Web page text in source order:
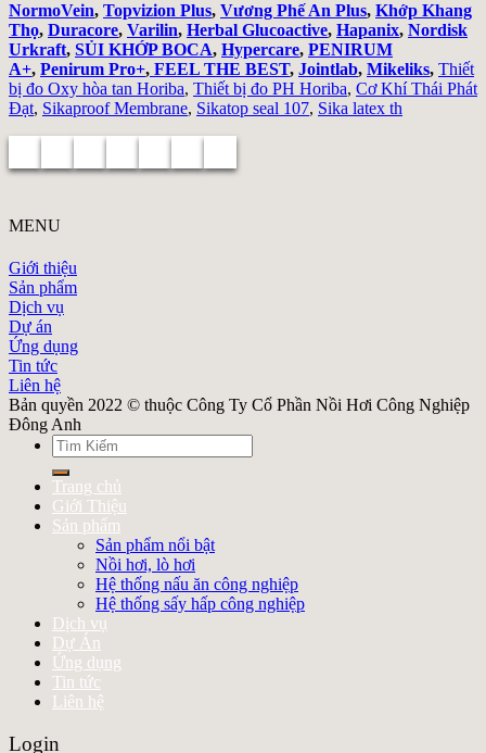
NormoVein, Topvizion Plus, Vương Phế An Plus, Khớp Khang
Thọ, Duracore, Varilin, Herbal Glucoactive, Hapanix, Nordisk
Urkraft, SỦI KHỚP BOCA, Hypercare, PENIRUM
A+, Penirum Pro+, FEEL THE BEST, Jointlab, Mikeliks, Thiết
bị đo Oxy hòa tan Horiba, Thiết bị đo PH Horiba, Cơ Khí Thái Phát
Đạt, Sikaproof Membrane, Sikatop seal 107, Sika latex th
MENU
Giới thiệu
Sản phẩm
Dịch vụ
Dự án
Ứng dụng
Tin tức
Liên hệ
Bản quyền 2022 © thuộc Công Ty Cổ Phần Nồi Hơi Công Nghiệp
Đông Anh
Search
for:
Trang chủ
Giới Thiệu
Sản phẩm
Sản phẩm nổi bật
Nồi hơi, lò hơi
Hệ thống nấu ăn công nghiệp
Hệ thống sấy hấp công nghiệp
Dịch vụ
Dự Án
Ứng dụng
Tin tức
Liên hệ
Login